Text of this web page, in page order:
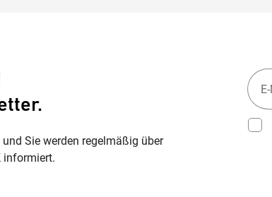
Sie werden regelmäßig über
informiert.